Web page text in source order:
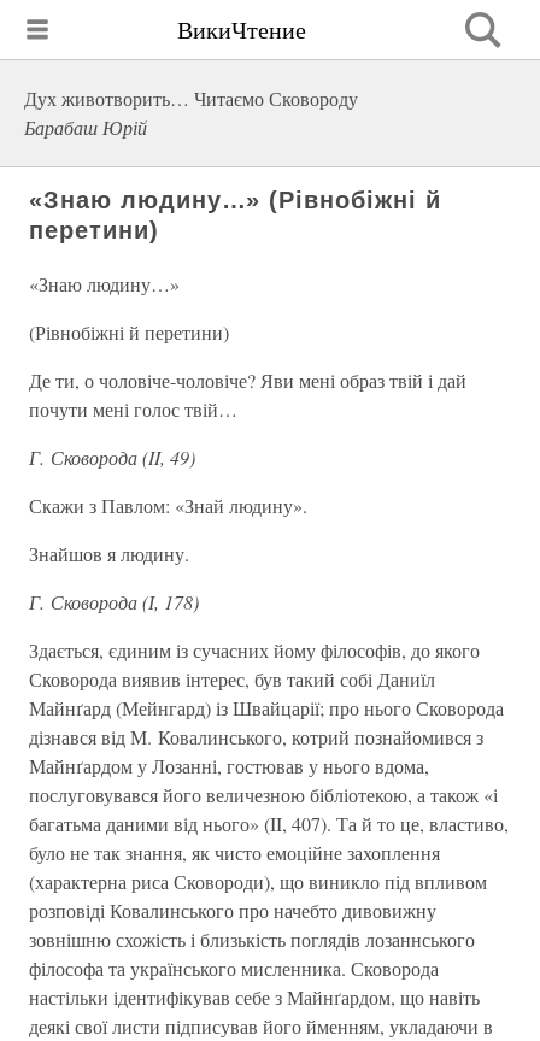
ВикиЧтение
Дух животворить… Читаємо Сковороду
Барабаш Юрій
«Знаю людину…» (Рівнобіжні й
перетини)
«Знаю людину…»
(Рівнобіжні й перетини)
Де ти, о чоловіче-чоловіче? Яви мені образ твій і дай
почути мені голос твій…
Г. Сковорода (II, 49)
Скажи з Павлом: «Знай людину».
Знайшов я людину.
Г. Сковорода (І, 178)
Здається, єдиним із сучасних йому філософів, до якого
Сковорода виявив інтерес, був такий собі Даниїл
Майнґард (Мейнгард) із Швайцарії; про нього Сковорода
дізнався від М. Ковалинського, котрий познайомився з
Майнґардом у Лозанні, гостював у нього вдома,
послуговувався його величезною бібліотекою, а також «і
багатьма даними від нього» (II, 407). Та й то це, властиво,
було не так знання, як чисто емоційне захоплення
(характерна риса Сковороди), що виникло під впливом
розповіді Ковалинського про начебто дивовижну
зовнішню схожість і близькість поглядів лозаннського
філософа та українського мисленника. Сковорода
настільки ідентифікував себе з Майнґардом, що навіть
деякі свої листи підписував його йменням, укладаючи в